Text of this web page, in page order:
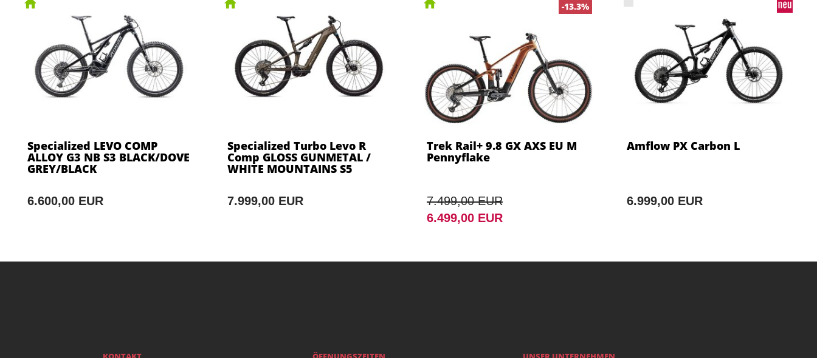
Specialized LEVO COMP
ALLOY G3 NB S3 BLACK/DOVE
GREY/BLACK
6.600,00 EUR
Specialized Turbo Levo R
Comp GLOSS GUNMETAL /
WHITE MOUNTAINS S5
7.999,00 EUR
-13.3%
Trek Rail+ 9.8 GX AXS EU M
Pennyflake
7.499,00 EUR
6.499,00 EUR
Amflow PX Carbon L
6.999,00 EUR